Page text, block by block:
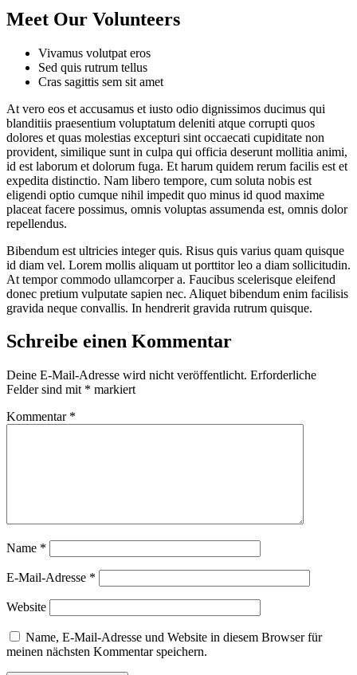
Meet Our Volunteers
Vivamus volutpat eros
Sed quis rutrum tellus
Cras sagittis sem sit amet
At vero eos et accusamus et iusto odio dignissimos ducimus qui
blanditiis praesentium voluptatum deleniti atque corrupti quos
dolores et quas molestias excepturi sint occaecati cupiditate non
provident, similique sunt in culpa qui officia deserunt mollitia animi,
id est laborum et dolorum fuga. Et harum quidem rerum facilis est et
expedita distinctio. Nam libero tempore, cum soluta nobis est
eligendi optio cumque nihil impedit quo minus id quod maxime
placeat facere possimus, omnis voluptas assumenda est, omnis dolor
repellendus.
Bibendum est ultricies integer quis. Risus quis varius quam quisque
id diam vel. Lorem mollis aliquam ut porttitor leo a diam sollicitudin.
At tempor commodo ullamcorper a. Faucibus scelerisque eleifend
donec pretium vulputate sapien nec. Aliquet bibendum enim facilisis
gravida neque convallis. In hendrerit gravida rutrum quisque.
Schreibe einen Kommentar
Deine E-Mail-Adresse wird nicht veröffentlicht. Erforderliche
Felder sind mit * markiert
Kommentar *
Name *
E-Mail-Adresse *
Website
Name, E-Mail-Adresse und Website in diesem Browser für
meinen nächsten Kommentar speichern.